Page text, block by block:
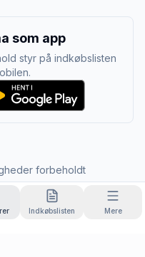
som app
styr på indkøbslisten
forbeholdt
Indkøbslisten Mere